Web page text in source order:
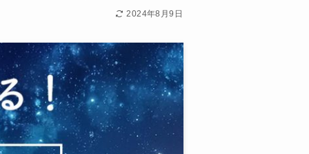
2024年8月9日